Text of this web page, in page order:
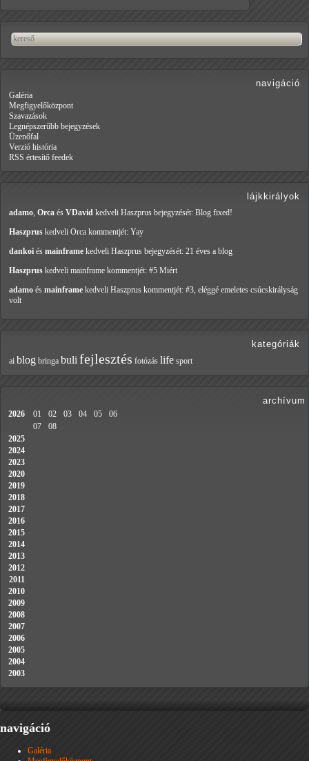
navigáció
Galéria
Megfigyelőközpont
Szavazások
Legnépszerűbb bejegyzések
Üzenőfal
Verzió história
RSS értesítő feedek
lájkkirályok
adamo, Orca és VDavid kedveli Haszprus bejegyzését: Blog fixed!
Haszprus kedveli Orca kommentjét: Yay
dankoi és mainframe kedveli Haszprus bejegyzését: 21 éves a blog
Haszprus kedveli mainframe kommentjét: #5 Miért
adamo és mainframe kedveli Haszprus kommentjét: #3, eléggé emeletes csúcskirályság
volt
kategóriák
ai blog bringa buli fejlesztés fotózás life sport
archívum
2026 01 02 03 04 05
06
07
08
2025
2024
2023
2020
2019
2018
2017
2016
2015
2014
2013
2012
2011
2010
2009
2008
2007
2006
2005
2004
2003
navigáció
Galéria